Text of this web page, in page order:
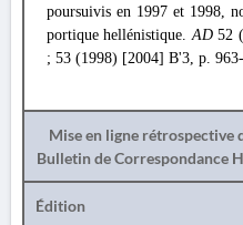
poursuivis en 1997 et 1998,
portique hellénistique.AD52
; 53 (1998) [2004] B'3, p.
Mise en ligne rétrospective
Bulletin de Correspondance
Édition